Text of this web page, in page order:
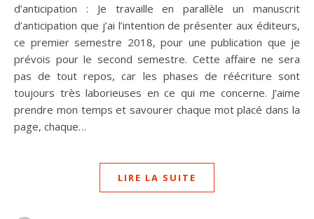
d’anticipation : Je travaille en parallèle un manuscrit
d’anticipation que j’ai l’intention de présenter aux éditeurs,
ce premier semestre 2018, pour une publication que je
prévois pour le second semestre. Cette affaire ne sera
pas de tout repos, car les phases de réécriture sont
toujours très laborieuses en ce qui me concerne. J’aime
prendre mon temps et savourer chaque mot placé dans la
page, chaque…
LIRE LA SUITE